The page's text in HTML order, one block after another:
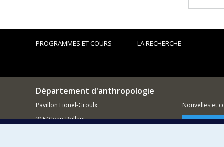
PROGRAMMES ET COURS LA RECHERCHE
Département d'anthropologie
Pavillon Lionel-Groulx
3150 Jean-Brillant
Nouvelles et
Comment